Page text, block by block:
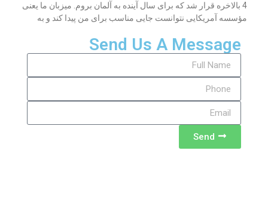
4 بالاخره قرار شد که برای سال آینده به آلمان بروم. میزبان ما یعنی
مؤسسه آمریکایی نتوانست جایی مناسب برای من پیدا کند و به
Send Us A Message
Send